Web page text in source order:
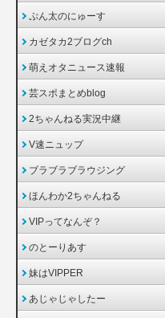
ぷん太のにゅーす
カゼタカ2ブログch
萌えオタニュース速報
芸スポまとめblog
2ちゃんねる実況中継
V速ニュップ
ブラブラブラウジング
ほんわか2ちゃんねる
VIPってなんぞ？
のとーりあす
妹はVIPPER
あじゃじゃしたー